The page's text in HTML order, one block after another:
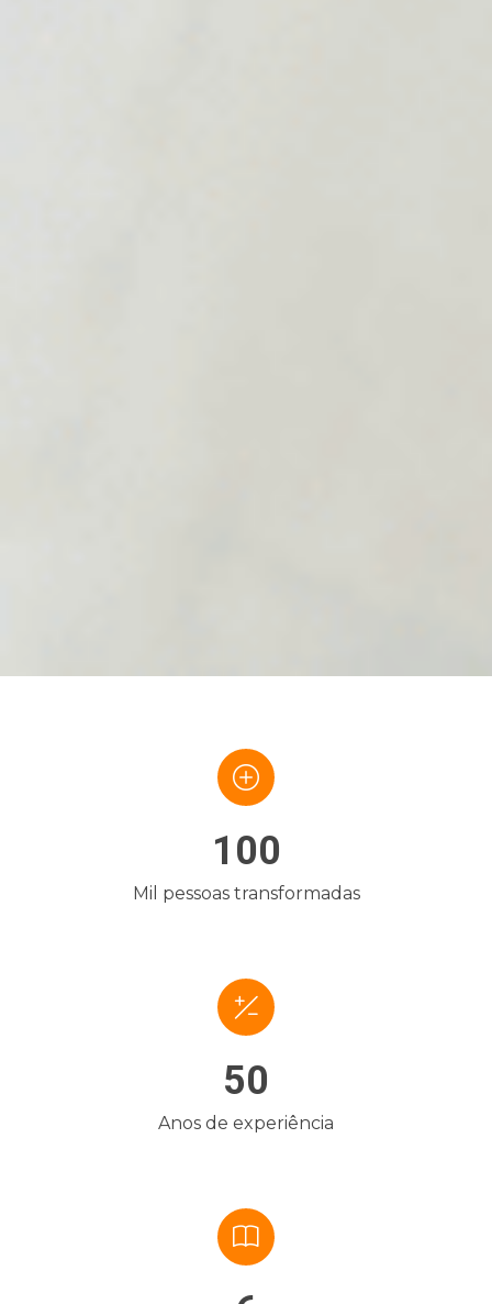
100
Mil pessoas transformadas
50
Anos de experiência